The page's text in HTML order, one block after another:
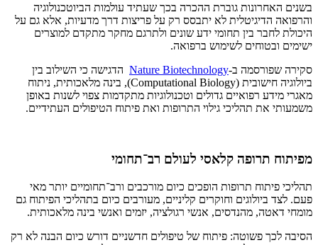
בשנים האחרונות גוברת ההכרה בכך שעתיד עולמות הביוטכנולוגיה
והרפואה הדיגיטלית לא יתבסס רק על פריצות דרך מדעיות, אלא גם על
היכולת לחבר בין תחומי ידע שונים ולתרגם מחקר מתקדם למוצרים
ישימים ובטוחים לשימוש ברפואה.
סקירה שפורסמה ב-Nature Biotechnology הדגישה כי השילוב בין
ביולוגיה חישובית (Computational Biology), בינה מלאכותית, ניתוח
מאגרי מידע רפואיים גדולים וטכנולוגיות מתקדמות צפוי לשנות באופן
משמעותי את תהליכי גילוי התרופות ואת פיתוח הטיפולים העתידיים.
מפיתוח תרופה קלאסי לעולם רב־תחומי
תהליכי פיתוח תרופות הופכים כיום מורכבים ורב־תחומיים יותר מאי
פעם. לצד ביולוגים וחוקרים קליניים, מעורבים כיום בתהליכי הפיתוח גם
מומחי דאטה, מהנדסים, אנשי רגולציה, יזמים ואנשי בינה מלאכותית.
הסיבה לכך פשוטה: פיתוח של טיפולים חדשניים דורש כיום הבנה לא רק